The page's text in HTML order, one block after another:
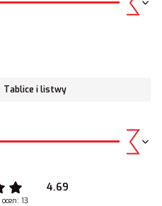
Tablice i listwy
4.69
13